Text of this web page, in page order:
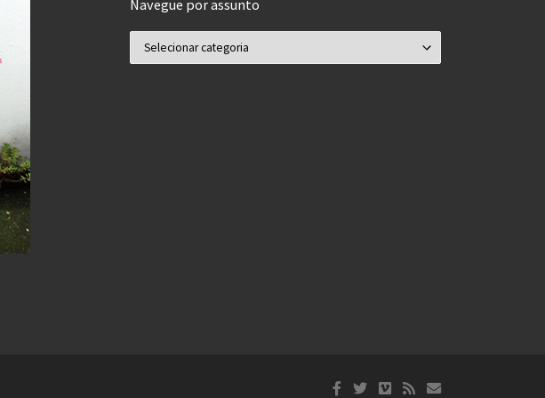
Navegue por assunto